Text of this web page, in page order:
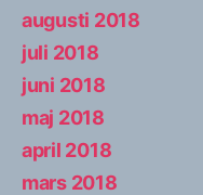
augusti 2018
juli 2018
juni 2018
maj 2018
april 2018
mars 2018